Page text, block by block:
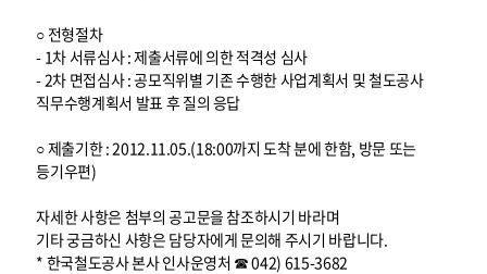
○ 전형절차
- 1차 서류심사 : 제출서류에 의한 적격성 심사
- 2차 면접심사 : 공모직위별 기존 수행한 사업계획서 및 철도공사
직무수행계획서 발표 후 질의 응답
○ 제출기한 : 2012.11.05.(18:00까지 도착 분에 한함, 방문 또는
등기우편)
자세한 사항은 첨부의 공고문을 참조하시기 바라며
기타 궁금하신 사항은 담당자에게 문의해 주시기 바랍니다.
* 한국철도공사 본사 인사운영처 ☎ 042) 615-3682